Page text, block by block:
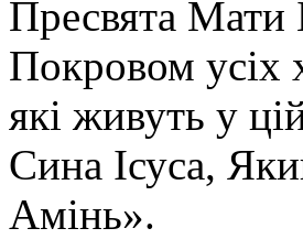
Пресвята
Покровом усіх
які живуть у
Сина Ісуса,
Амінь».